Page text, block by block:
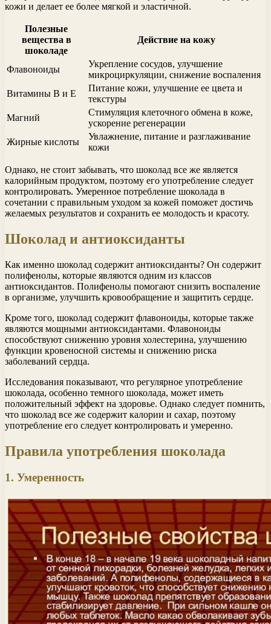
кожи и делает ее более мягкой и эластичной.
Полезные
вещества в
шоколаде
Действие на кожу
Флавоноиды
Укрепление сосудов, улучшение
микроциркуляции, снижение воспаления
Витамины В и Е
Питание кожи, улучшение ее цвета и
текстуры
Магний
Стимуляция клеточного обмена в коже,
ускорение регенерации
Жирные кислоты
Увлажнение, питание и разглаживание
кожи
Однако, не стоит забывать, что шоколад все же является
калорийным продуктом, поэтому его употребление следует
контролировать. Умеренное потребление шоколада в
сочетании с правильным уходом за кожей поможет достичь
желаемых результатов и сохранить ее молодость и красоту.
Шоколад и антиоксиданты
Как именно шоколад содержит антиоксиданты? Он содержит
полифенолы, которые являются одним из классов
антиоксидантов. Полифенолы помогают снизить воспаление
в организме, улучшить кровообращение и защитить сердце.
Кроме того, шоколад содержит флавоноиды, которые также
являются мощными антиоксидантами. Флавоноиды
способствуют снижению уровня холестерина, улучшению
функции кровеносной системы и снижению риска
заболеваний сердца.
Исследования показывают, что регулярное употребление
шоколада, особенно темного шоколада, может иметь
положительный эффект на здоровье. Однако следует помнить,
что шоколад все же содержит калории и сахар, поэтому
употребление его следует контролировать и умеренно.
Правила употребления шоколада
1. Умеренность